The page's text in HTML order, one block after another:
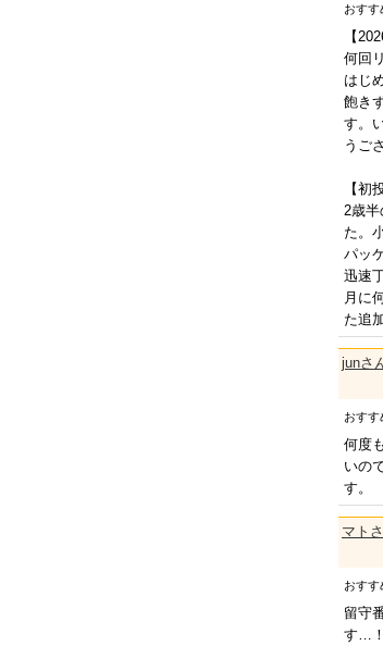
おすす
【
何回
はじ
飽き
す。
うご
【初
2歳
た。
パッ
迅速
月に
た追
junさ
おすす
何度
いの
す。
マト
おすす
留守
す…